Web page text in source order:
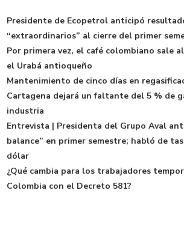
Presidente de Ecopetrol anticipó
“extraordinarios” al cierre del primer
Por primera vez, el café colombiano sale
el Urabá antioqueño
Mantenimiento de cinco días en
Cartagena dejará un faltante del 5 % de
industria
Entrevista | Presidenta del Grupo Aval
balance” en primer semestre; habló de
dólar
¿Qué cambia para los trabajadores
Colombia con el Decreto 581?